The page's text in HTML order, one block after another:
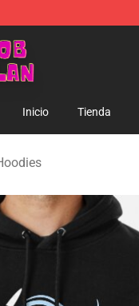
Shop
Inicio Tienda